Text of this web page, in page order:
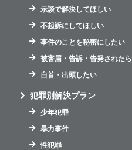
示談で解決してほしい
不起訴にしてほしい
事件のことを秘密にしたい
被害届・告訴・告発されたら
自首・出頭したい
犯罪別解決プラン
少年犯罪
暴力事件
性犯罪